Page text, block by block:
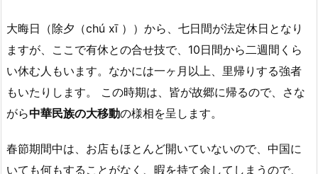
大晦日（除夕（chú xī ））から、七日間が法定休日となり
ますが、ここで有休との合せ技で、10日間から二週間くら
い休む人もいます。なかには一ヶ月以上、里帰りする強者
もいたりします。 この時期は、皆が故郷に帰るので、さな
がら中華民族の大移動の様相を呈します。
春節期間中は、お店もほとんど開いていないので、中国に
いても何もすることがなく、暇を持て余してしまうので、